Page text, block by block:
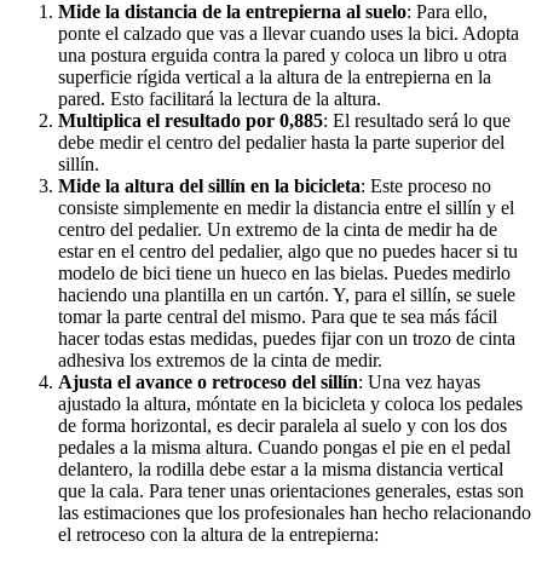
Mide la distancia de la entrepierna al suelo: Para ello,
ponte el calzado que vas a llevar cuando uses la bici. Adopta
una postura erguida contra la pared y coloca un libro u otra
superficie rígida vertical a la altura de la entrepierna en la
pared. Esto facilitará la lectura de la altura.
Multiplica el resultado por 0,885: El resultado será lo que
debe medir el centro del pedalier hasta la parte superior del
sillín.
Mide la altura del sillín en la bicicleta: Este proceso no
consiste simplemente en medir la distancia entre el sillín y el
centro del pedalier. Un extremo de la cinta de medir ha de
estar en el centro del pedalier, algo que no puedes hacer si tu
modelo de bici tiene un hueco en las bielas. Puedes medirlo
haciendo una plantilla en un cartón. Y, para el sillín, se suele
tomar la parte central del mismo. Para que te sea más fácil
hacer todas estas medidas, puedes fijar con un trozo de cinta
adhesiva los extremos de la cinta de medir.
Ajusta el avance o retroceso del sillín: Una vez hayas
ajustado la altura, móntate en la bicicleta y coloca los pedales
de forma horizontal, es decir paralela al suelo y con los dos
pedales a la misma altura. Cuando pongas el pie en el pedal
delantero, la rodilla debe estar a la misma distancia vertical
que la cala. Para tener unas orientaciones generales, estas son
las estimaciones que los profesionales han hecho relacionando
el retroceso con la altura de la entrepierna: